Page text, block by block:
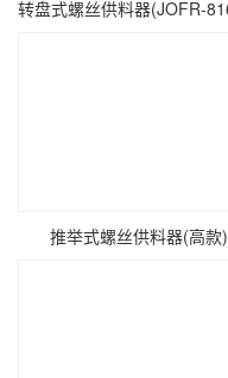
推举式螺丝供料器(高款)